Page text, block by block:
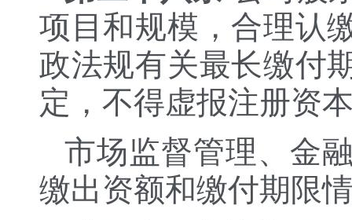
项目和规模，合理认
政法规有关最长缴付
定，不得虚报注册资
市场监督管理、金
缴出资额和缴付期限